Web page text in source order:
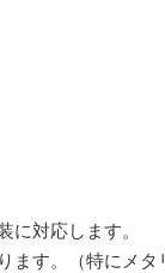
対応します。
す。（特にメタ